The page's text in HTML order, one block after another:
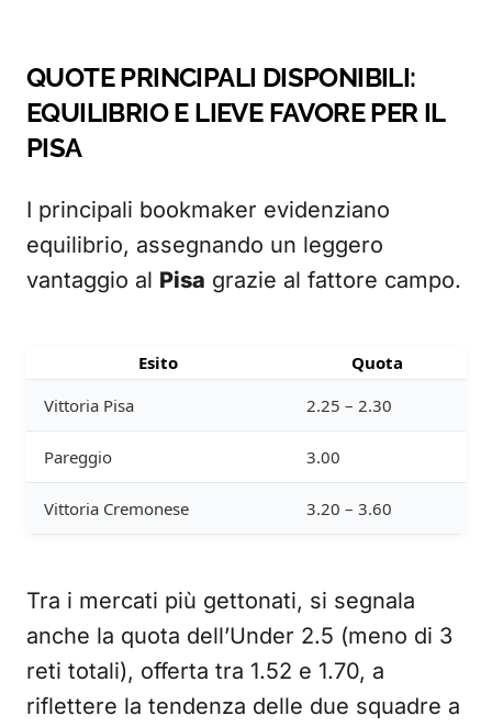
QUOTE PRINCIPALI DISPONIBILI:
EQUILIBRIO E LIEVE FAVORE PER IL
PISA
I principali bookmaker evidenziano
equilibrio, assegnando un leggero
vantaggio al Pisa grazie al fattore campo.
Esito
Quota
Vittoria Pisa
2.25 – 2.30
Pareggio 3.00
Vittoria Cremonese 3.20 – 3.60
Tra i mercati più gettonati, si segnala
anche la quota dell’Under 2.5 (meno di 3
reti totali), offerta tra 1.52 e 1.70, a
riflettere la tendenza delle due squadre a